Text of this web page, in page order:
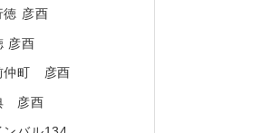
徳 彦酉
彦酉
仲町 彦酉
彦酉